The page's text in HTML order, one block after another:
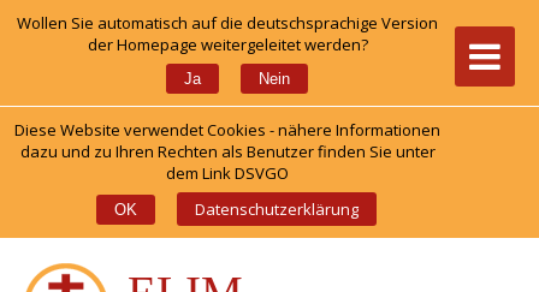
Wollen Sie automatisch auf die deutschsprachige Version
der Homepage weitergeleitet werden?
Ja Nein
Diese Website verwendet Cookies - nähere Informationen
dazu und zu Ihren Rechten als Benutzer finden Sie unter
dem Link DSVGO
OK Datenschutzerklärung